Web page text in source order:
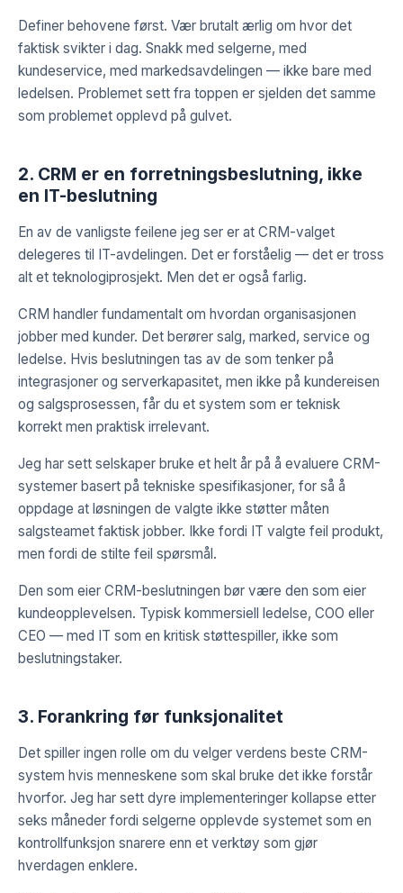
Definer behovene først. Vær brutalt ærlig om hvor det
faktisk svikter i dag. Snakk med selgerne, med
kundeservice, med markedsavdelingen — ikke bare med
ledelsen. Problemet sett fra toppen er sjelden det samme
som problemet opplevd på gulvet.
2. CRM er en forretningsbeslutning, ikke
en IT-beslutning
En av de vanligste feilene jeg ser er at CRM-valget
delegeres til IT-avdelingen. Det er forståelig — det er tross
alt et teknologiprosjekt. Men det er også farlig.
CRM handler fundamentalt om hvordan organisasjonen
jobber med kunder. Det berører salg, marked, service og
ledelse. Hvis beslutningen tas av de som tenker på
integrasjoner og serverkapasitet, men ikke på kundereisen
og salgsprosessen, får du et system som er teknisk
korrekt men praktisk irrelevant.
Jeg har sett selskaper bruke et helt år på å evaluere CRM-
systemer basert på tekniske spesifikasjoner, for så å
oppdage at løsningen de valgte ikke støtter måten
salgsteamet faktisk jobber. Ikke fordi IT valgte feil produkt,
men fordi de stilte feil spørsmål.
Den som eier CRM-beslutningen bør være den som eier
kundeopplevelsen. Typisk kommersiell ledelse, COO eller
CEO — med IT som en kritisk støttespiller, ikke som
beslutningstaker.
3. Forankring før funksjonalitet
Det spiller ingen rolle om du velger verdens beste CRM-
system hvis menneskene som skal bruke det ikke forstår
hvorfor. Jeg har sett dyre implementeringer kollapse etter
seks måneder fordi selgerne opplevde systemet som en
kontrollfunksjon snarere enn et verktøy som gjør
hverdagen enklere.